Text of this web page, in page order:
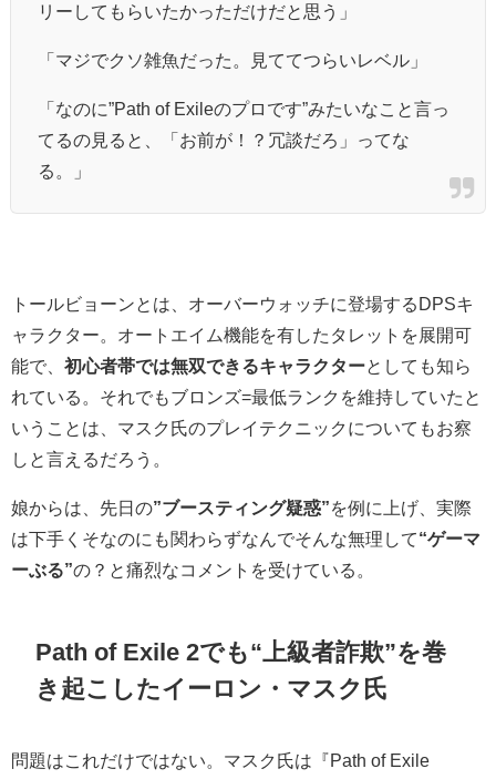
リーしてもらいたかっただけだと思う」
「マジでクソ雑魚だった。見ててつらいレベル」
「なのに”Path of Exileのプロです”みたいなこと言っ
てるの見ると、「お前が！？冗談だろ」ってな
る。」
トールビョーンとは、オーバーウォッチに登場するDPSキ
ャラクター。オートエイム機能を有したタレットを展開可
能で、 初心者帯では無双できるキャラクターとしても知ら
れている。それでもブロンズ=最低ランクを維持していたと
いうことは、マスク氏のプレイテクニックについてもお察
しと言えるだろう。
娘からは、先日の”ブースティング疑惑”を例に上げ、実際
は下手くそなのにも関わらずなんでそんな無理して“ゲーマ
ーぶる”の？と痛烈なコメントを受けている。
Path of Exile 2でも“上級者詐欺”を巻
き起こしたイーロン・マスク氏
問題はこれだけではない。マスク氏は『Path of Exile